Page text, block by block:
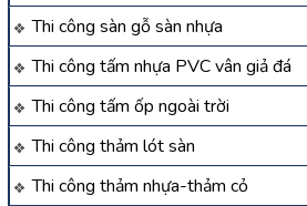
Thi công sàn gỗ sàn nhựa
Thi công tấm nhựa PVC vân giả đá
Thi công tấm ốp ngoài trời
Thi công thảm lót sàn
Thi công thảm nhựa-thảm cỏ